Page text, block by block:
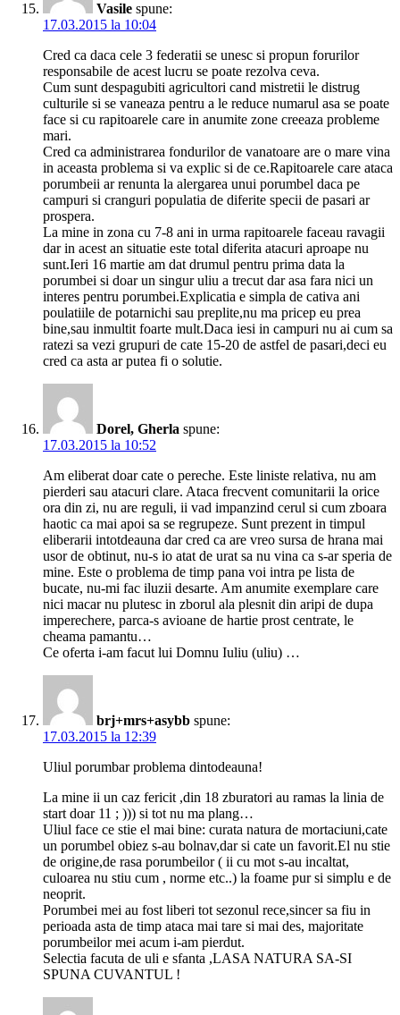
Vasile spune:
17.03.2015 la 10:04
Cred ca daca cele 3 federatii se unesc si propun forurilor
responsabile de acest lucru se poate rezolva ceva.
Cum sunt despagubiti agricultori cand mistretii le distrug
culturile si se vaneaza pentru a le reduce numarul asa se poate
face si cu rapitoarele care in anumite zone creeaza probleme
mari.
Cred ca administrarea fondurilor de vanatoare are o mare vina
in aceasta problema si va explic si de ce.Rapitoarele care ataca
porumbeii ar renunta la alergarea unui porumbel daca pe
campuri si cranguri populatia de diferite specii de pasari ar
prospera.
La mine in zona cu 7-8 ani in urma rapitoarele faceau ravagii
dar in acest an situatie este total diferita atacuri aproape nu
sunt.Ieri 16 martie am dat drumul pentru prima data la
porumbei si doar un singur uliu a trecut dar asa fara nici un
interes pentru porumbei.Explicatia e simpla de cativa ani
poulatiile de potarnichi sau preplite,nu ma pricep eu prea
bine,sau inmultit foarte mult.Daca iesi in campuri nu ai cum sa
ratezi sa vezi grupuri de cate 15-20 de astfel de pasari,deci eu
cred ca asta ar putea fi o solutie.
Dorel, Gherla spune:
17.03.2015 la 10:52
Am eliberat doar cate o pereche. Este liniste relativa, nu am
pierderi sau atacuri clare. Ataca frecvent comunitarii la orice
ora din zi, nu are reguli, ii vad impanzind cerul si cum zboara
haotic ca mai apoi sa se regrupeze. Sunt prezent in timpul
eliberarii intotdeauna dar cred ca are vreo sursa de hrana mai
usor de obtinut, nu-s io atat de urat sa nu vina ca s-ar speria de
mine. Este o problema de timp pana voi intra pe lista de
bucate, nu-mi fac iluzii desarte. Am anumite exemplare care
nici macar nu plutesc in zborul ala plesnit din aripi de dupa
imperechere, parca-s avioane de hartie prost centrate, le
cheama pamantu…
Ce oferta i-am facut lui Domnu Iuliu (uliu) …
brj+mrs+asybb spune:
17.03.2015 la 12:39
Uliul porumbar problema dintodeauna!
La mine ii un caz fericit ,din 18 zburatori au ramas la linia de
start doar 11 ; ))) si tot nu ma plang…
Uliul face ce stie el mai bine: curata natura de mortaciuni,cate
un porumbel obiez s-au bolnav,dar si cate un favorit.El nu stie
de origine,de rasa porumbeilor ( ii cu mot s-au incaltat,
culoarea nu stiu cum , norme etc..) la foame pur si simplu e de
neoprit.
Porumbei mei au fost liberi tot sezonul rece,sincer sa fiu in
perioada asta de timp ataca mai tare si mai des, majoritate
porumbeilor mei acum i-am pierdut.
Selectia facuta de uli e sfanta ,LASA NATURA SA-SI
SPUNA CUVANTUL !